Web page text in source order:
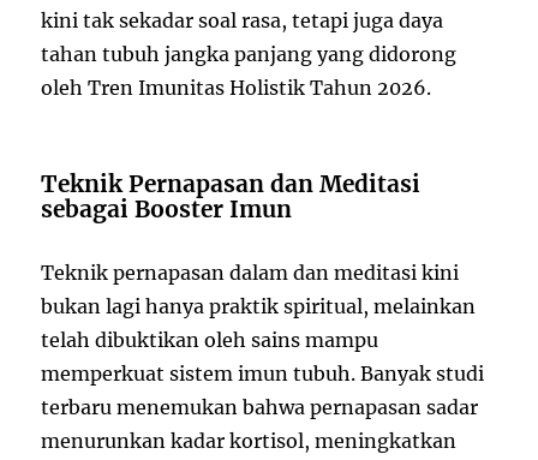
kini tak sekadar soal rasa, tetapi juga daya
tahan tubuh jangka panjang yang didorong
oleh Tren Imunitas Holistik Tahun 2026.
Teknik Pernapasan dan Meditasi
sebagai Booster Imun
Teknik pernapasan dalam dan meditasi kini
bukan lagi hanya praktik spiritual, melainkan
telah dibuktikan oleh sains mampu
memperkuat sistem imun tubuh. Banyak studi
terbaru menemukan bahwa pernapasan sadar
menurunkan kadar kortisol, meningkatkan